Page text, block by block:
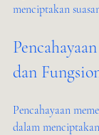
menciptakan
dan
Pencahayaan
dalam